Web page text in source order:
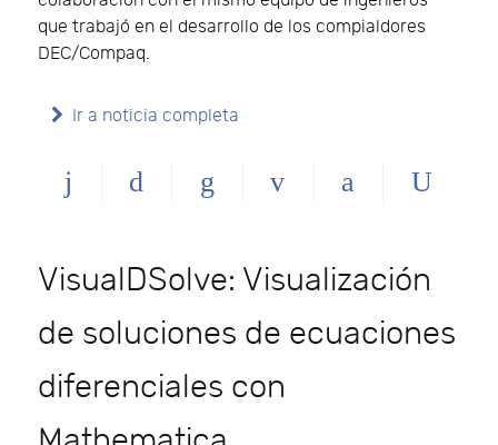
que trabajó en el desarrollo de los compialdores
DEC/Compaq.
Ir a noticia completa
VisualDSolve: Visualización
de soluciones de ecuaciones
diferenciales con